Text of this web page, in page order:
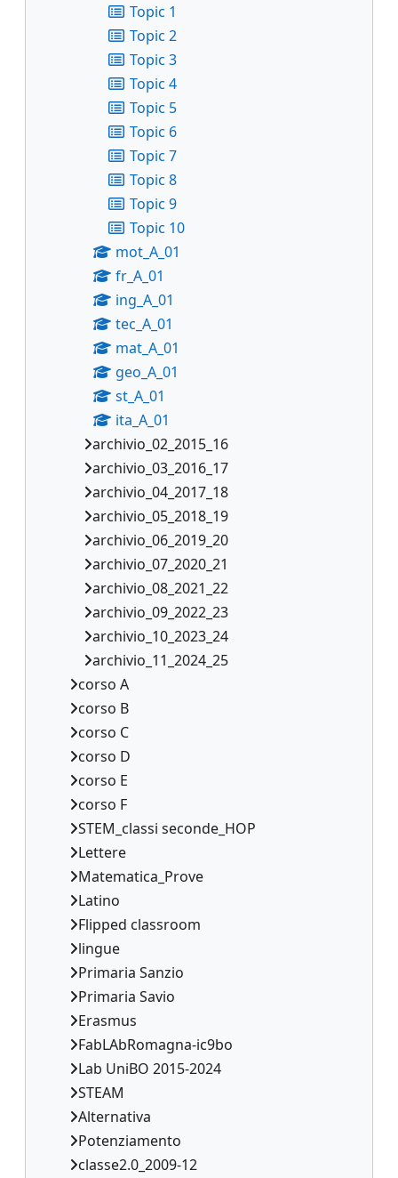
Topic 1
Topic 2
Topic 3
Topic 4
Topic 5
Topic 6
Topic 7
Topic 8
Topic 9
Topic 10
mot_A_01
fr_A_01
ing_A_01
tec_A_01
mat_A_01
geo_A_01
st_A_01
ita_A_01
archivio_02_2015_16
archivio_03_2016_17
archivio_04_2017_18
archivio_05_2018_19
archivio_06_2019_20
archivio_07_2020_21
archivio_08_2021_22
archivio_09_2022_23
archivio_10_2023_24
archivio_11_2024_25
corso A
corso B
corso C
corso D
corso E
corso F
STEM_classi seconde_HOP
Lettere
Matematica_Prove
Latino
Flipped classroom
lingue
Primaria Sanzio
Primaria Savio
Erasmus
FabLAbRomagna-ic9bo
Lab UniBO 2015-2024
STEAM
Alternativa
Potenziamento
classe2.0_2009-12